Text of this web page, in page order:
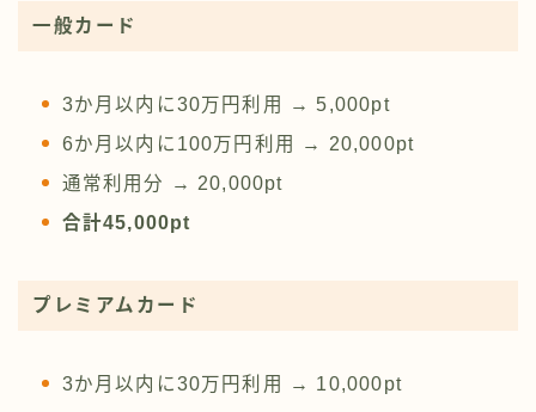
一般カード
3か月以内に30万円利用 → 5,000pt
6か月以内に100万円利用 → 20,000pt
通常利用分 → 20,000pt
合計45,000pt
プレミアムカード
3か月以内に30万円利用 → 10,000pt